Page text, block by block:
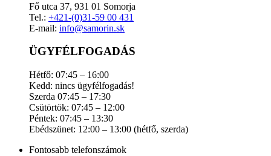
Fő utca 37, 931 01 Somorja
Tel.: +421-(0)31-59 00 431
E-mail: info@samorin.sk
ÜGYFÉLFOGADÁS
Hétfő: 07:45 – 16:00
Kedd: nincs ügyfélfogadás!
Szerda 07:45 – 17:30
Csütörtök: 07:45 – 12:00
Péntek: 07:45 – 13:30
Ebédszünet: 12:00 – 13:00 (hétfő, szerda)
Fontosabb telefonszámok